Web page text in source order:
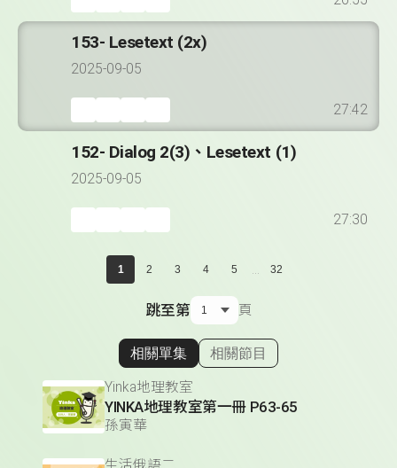
153- Lesetext (2x)
2025-09-05
27:42
152- Dialog 2(3)、Lesetext (1)
2025-09-05
27:30
1 2 3 4 5 ... 32
跳至第 頁
顯示相關單集
相關單集 相關節目
Yinka地理教室
YINKA地理教室第一冊 P63-65
孫寅華